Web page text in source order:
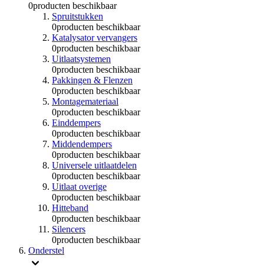
0producten beschikbaar
Spruitstukken
0producten beschikbaar
Katalysator vervangers
0producten beschikbaar
Uitlaatsystemen
0producten beschikbaar
Pakkingen & Flenzen
0producten beschikbaar
Montagemateriaal
0producten beschikbaar
Einddempers
0producten beschikbaar
Middendempers
0producten beschikbaar
Universele uitlaatdelen
0producten beschikbaar
Uitlaat overige
0producten beschikbaar
Hitteband
0producten beschikbaar
Silencers
0producten beschikbaar
Onderstel